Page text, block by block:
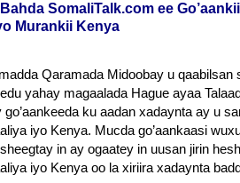
SomaliTalk.com ee
Murankii Kenya
Qaramada Midoobay u qaabilsan
yahay magaalada Hague ayaa
go’aankeeda ku aadan xadaynta ay u
iyo Kenya. Mucda go’aankaasi
in ay ogaatey in uusan jirin
iyo Kenya oo la xiriira xadaynta